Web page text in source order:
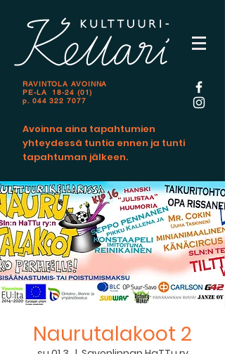
RAVINTOLA AVOINNA
PE-LA 18-24 (01)
p. 044 322 7077
Avoinna aina tapahtumien
yhteydessä tuntia ennen ja tunti
tapahtuman jälkeen.
Naurutalakoot 2